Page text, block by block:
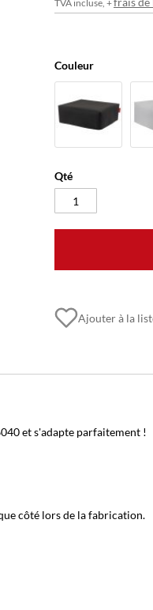
TVA incluse, +
Couleur
Qté
Ajouter à la
et s'adapte parfaitement !
côté lors de la fabrication.